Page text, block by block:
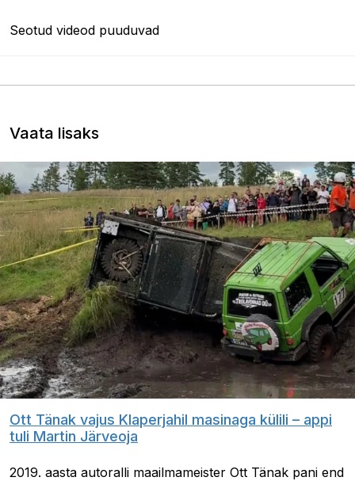
Seotud videod puuduvad
Vaata lisaks
Ott Tänak vajus Klaperjahil masinaga külili – appi
tuli Martin Järveoja
2019. aasta autoralli maailmameister Ott Tänak pani end